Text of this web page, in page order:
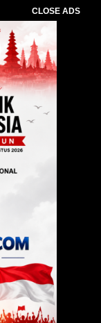
CLOSE ADS